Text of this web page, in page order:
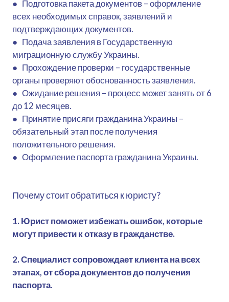
● Подготовка пакета документов – оформление
всех необходимых справок, заявлений и
подтверждающих документов.
● Подача заявления в Государственную
миграционную службу Украины.
● Прохождение проверки – государственные
органы проверяют обоснованность заявления.
● Ожидание решения – процесс может занять от 6
до 12 месяцев.
● Принятие присяги гражданина Украины –
обязательный этап после получения
положительного решения.
● Оформление паспорта гражданина Украины.
Почему стоит обратиться к юристу?
1. Юрист поможет избежать ошибок, которые
могут привести к отказу в гражданстве.
2. Специалист сопровождает клиента на всех
этапах, от сбора документов до получения
паспорта.